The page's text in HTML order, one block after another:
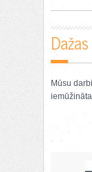
Dažas
Mūsu